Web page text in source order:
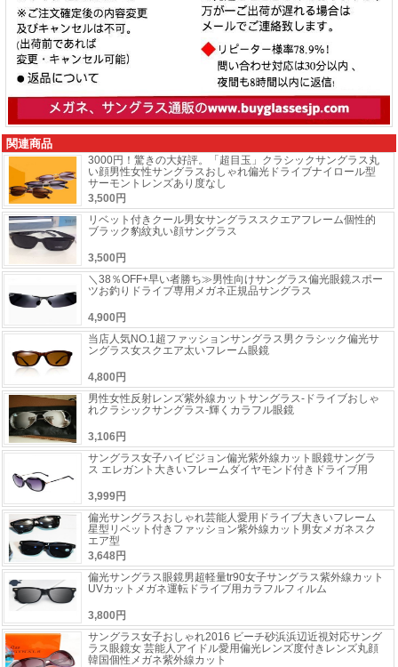
関連商品
3000円！驚きの大好評。「超目玉」クラシックサングラス丸
い顔男性女性サングラスおしゃれ偏光ドライブナイロール型
サーモントレンズあり度なし
3,500円
リベット付きクール男女サングラススクエアフレーム個性的
ブラック豹紋丸い顔サングラス
3,500円
＼38％OFF+早い者勝ち≫男性向けサングラス偏光眼鏡スポー
ツお釣りドライブ専用メガネ正規品サングラス
4,900円
当店人気NO.1超ファッションサングラス男クラシック偏光サ
ングラス女スクエア太いフレーム眼鏡
4,800円
男性女性反射レンズ紫外線カットサングラス-ドライブおしゃ
れクラシックサングラス-輝くカラフル眼鏡
3,106円
サングラス女子ハイビジョン偏光紫外線カット眼鏡サングラ
ス エレガント大きいフレームダイヤモンド付きドライブ用
3,999円
偏光サングラスおしゃれ芸能人愛用ドライブ大きいフレーム
星型リベット付きファッション紫外線カット男女メガネスク
エア型
3,648円
偏光サングラス眼鏡男超軽量tr90女子サングラス紫外線カット
UVカットメガネ運転ドライブ用カラフルフィルム
3,800円
サングラス女子おしゃれ2016 ビーチ砂浜浜辺近視対応サング
ラス眼鏡女 芸能人アイドル愛用偏光レンズ度付きレンズ丸顔
韓国個性メガネ紫外線カット